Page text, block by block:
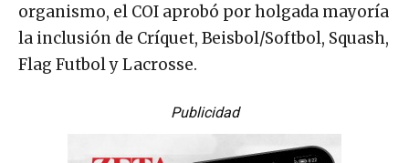
organismo, el COI aprobó por holgada mayoría
la inclusión de Críquet, Beisbol/Softbol, Squash,
Flag Futbol y Lacrosse.
Publicidad